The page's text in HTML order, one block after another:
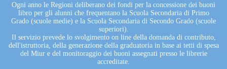
Ogni anno le Regioni deliberano dei fondi per la concessione dei buoni
libro per gli alunni che frequentano la Scuola Secondaria di Primo
Grado (scuole medie) e la Scuola Secondaria di Secondo Grado (scuole
superiori).
Il servizio prevede lo svolgimento on line della domanda di contributo,
dell'istruttoria, della generazione della graduatoria in base ai tetti di spesa
del Miur e del monitoraggio dei buoni assegnati presso le librerie
accreditate.